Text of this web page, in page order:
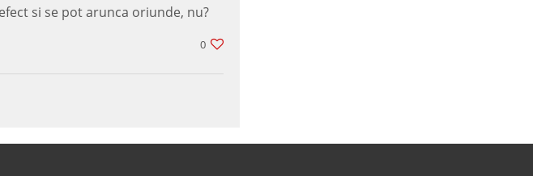
si se pot arunca oriunde, nu?
0